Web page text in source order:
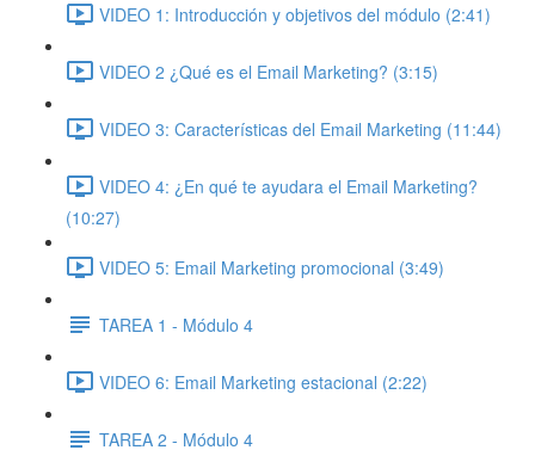
VIDEO 1: Introducción y objetivos del módulo (2:41)
VIDEO 2 ¿Qué es el Email Marketing? (3:15)
VIDEO 3: Características del Email Marketing (11:44)
VIDEO 4: ¿En qué te ayudara el Email Marketing?
(10:27)
VIDEO 5: Email Marketing promocional (3:49)
TAREA 1 - Módulo 4
VIDEO 6: Email Marketing estacional (2:22)
TAREA 2 - Módulo 4